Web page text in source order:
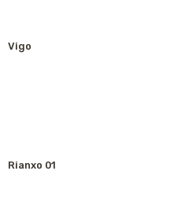
Vigo
Rianxo 01